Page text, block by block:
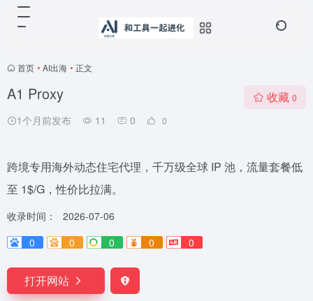
首页 • AI出海 • 正文
A1 Proxy
1个月前发布 11 0 0
收藏 0
跨境专用海外动态住宅代理，千万级全球 IP 池，流量套餐低
至 1$/G，性价比拉满。
收录时间：
2026-07-06
0
0 0 0 0
打开网站